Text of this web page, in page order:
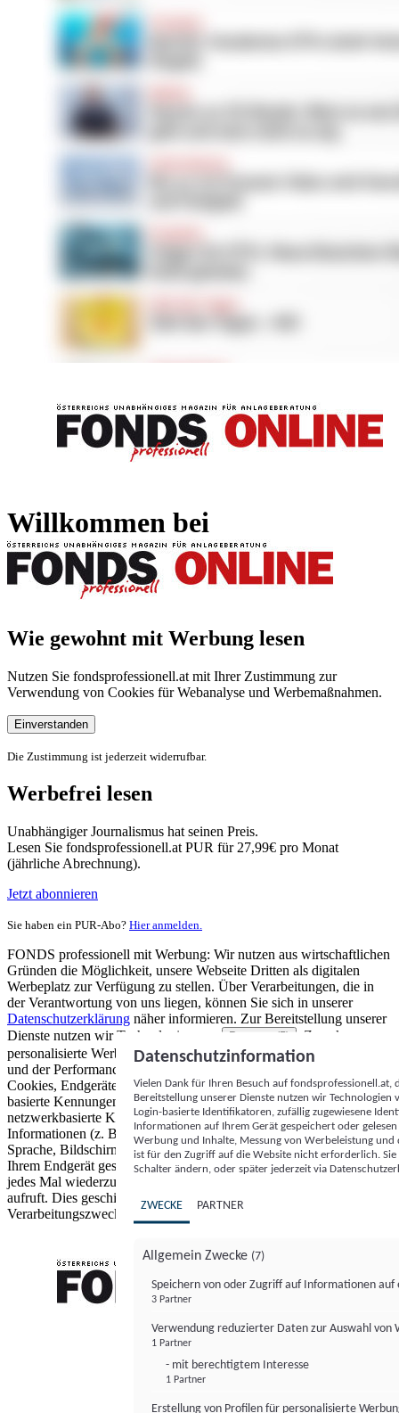
Willkommen bei
Wie gewohnt mit Werbung lesen
Nutzen Sie fondsprofessionell.at mit Ihrer Zustimmung zur
Verwendung von Cookies für Webanalyse und Werbemaßnahmen.
Einverstanden
Die Zustimmung ist jederzeit widerrufbar.
Werbefrei lesen
Unabhängiger Journalismus hat seinen Preis.
Lesen Sie fondsprofessionell.at PUR für 27,99€ pro Monat
(jährliche Abrechnung).
Jetzt abonnieren
Sie haben ein PUR-Abo? Hier anmelden.
FONDS professionell mit Werbung: Wir nutzen aus wirtschaftlichen
Gründen die Möglichkeit, unsere Webseite Dritten als digitalen
Werbeplatz zur Verfügung zu stellen. Über Verarbeitungen, die in
der Verantwortung von uns liegen, können Sie sich in unserer
Datenschutzerklärung näher informieren. Zur Bereitstellung unserer
Dienste nutzen wir Technologien von
Partnern (5)
. Zwecke:
personalisierte Werbung und Inhalte, Messung von Werbeleistung
und der Performance von Inhalten sowie Zielgruppenforschung.
Cookies, Endgeräte- oder ähnliche Online-Kennungen (z. B. login-
basierte Kennungen, zufällig generierte Kennungen,
netzwerkbasierte Kennungen) können zusammen mit anderen
Informationen (z. B. Browsertyp und Browserinformationen,
Sprache, Bildschirmgröße, unterstützte Technologien usw.) auf
Ihrem Endgerät gespeichert oder von dort ausgelesen werden, um es
jedes Mal wiederzuerkennen, wenn es eine App oder einer Webseite
aufruft. Dies geschieht für einen oder mehrere der hier aufgeführten
Verarbeitungszwecke.
Datenschutzinformation
Vielen Dank für Ihren Besuch auf
Bereitstellung unserer Dienste nutzen wir Technologien
Login-basierte Identifikatoren, zufällig zugewiesene
Informationen auf Ihrem Gerät gespeichert oder
Werbung und Inhalte, Messung von Werbeleistung
ist für den Zugriff auf die Website nicht erforderlich.
Schalter ändern, oder später jederzeit via
ZWECKE PARTNER
Allgemein Zwecke (7)
Speichern von oder Zugriff auf Informationen auf
3 Partner
Verwendung reduzierter Daten zur Auswahl von
1 Partner
- mit berechtigtem Interesse
1 Partner
Erstellung von Profilen für personalisierte
FONDS professionell